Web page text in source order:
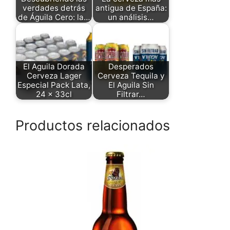
verdades detrás
de Águila Cero: la…
antigua de España:
un análisis…
El Aguila Dorada
Cerveza Lager
Especial Pack Lata,
24 x 33cl
Desperados
Cerveza Tequila y
El Aguila Sin
Filtrar…
Productos relacionados